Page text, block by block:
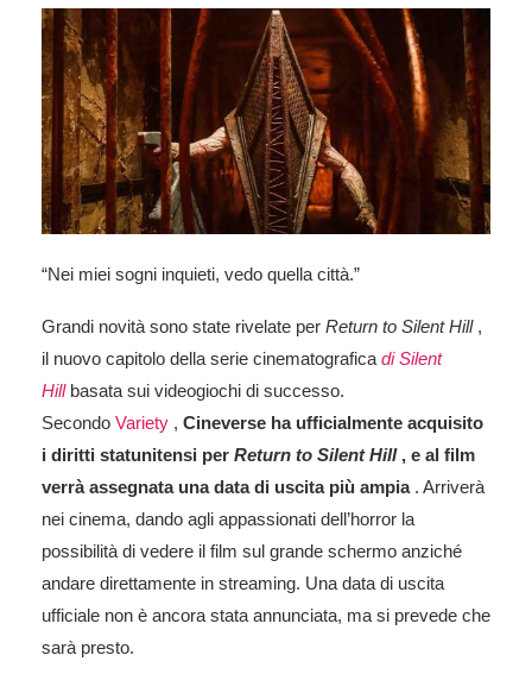
“Nei miei sogni inquieti, vedo quella città.”
Grandi novità sono state rivelate per Return to Silent Hill,
il nuovo capitolo della serie cinematografica di Silent
Hillbasata sui videogiochi di successo.
Secondo Variety , Cineverse ha ufficialmente acquisito
i diritti statunitensi per Return to Silent Hill, e al film
verrà assegnata una data di uscita più ampia. Arriverà
nei cinema, dando agli appassionati dell’horror la
possibilità di vedere il film sul grande schermo anziché
andare direttamente in streaming. Una data di uscita
ufficiale non è ancora stata annunciata, ma si prevede che
sarà presto.